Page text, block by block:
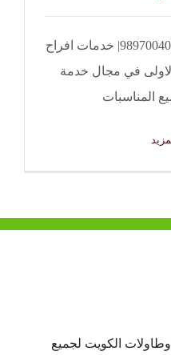
خدمة ضيافة رجال الكويت |98970040| خدمات افراح
في مجال خدمة
المناسبات
الكويت لجميع